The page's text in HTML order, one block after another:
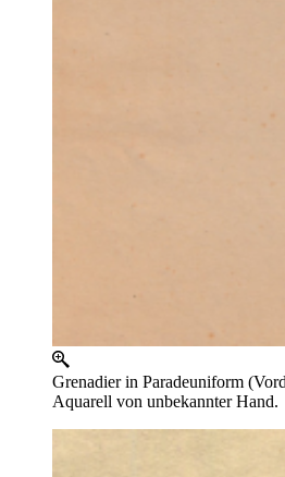
Grenadier in Paradeuniform
Aquarell von unbekannter Hand.